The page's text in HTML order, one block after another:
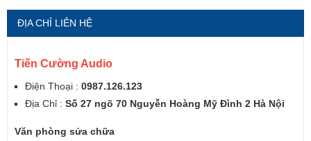
ĐỊA CHỈ LIÊN HỆ
Tiến Cường Audio
Điện Thoại : 0987.126.123
Địa Chỉ : Số 27 ngõ 70 Nguyễn Hoàng Mỹ Đình 2 Hà Nội
Văn phòng sửa chữa